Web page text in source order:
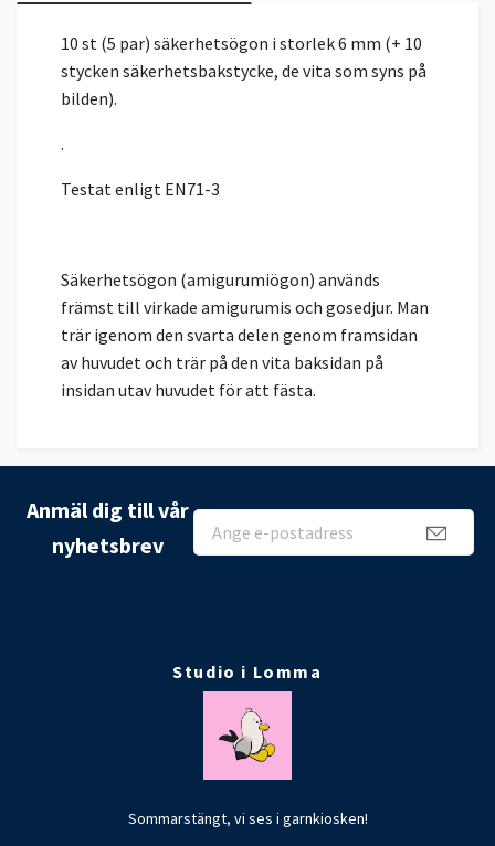
10 st (5 par) säkerhetsögon i storlek 6 mm (+ 10
stycken säkerhetsbakstycke, de vita som syns på
bilden).
.
Testat enligt EN71-3
Säkerhetsögon (amigurumiögon) används
främst till virkade amigurumis och gosedjur. Man
trär igenom den svarta delen genom framsidan
av huvudet och trär på den vita baksidan på
insidan utav huvudet för att fästa.
Anmäl dig till vår
nyhetsbrev
Studio i Lomma
Sommarstängt, vi ses i garnkiosken!